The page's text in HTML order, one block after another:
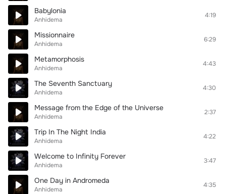
Babylonia
Anhidema
4:19
Missionnaire
Anhidema
6:29
Metamorphosis
Anhidema
4:43
The Seventh Sanctuary
Anhidema
4:30
Message from the Edge of the Universe
Anhidema
2:37
Trip In The Night India
Anhidema
4:22
Welcome to Infinity Forever
Anhidema
3:47
One Day in Andromeda
Anhidema
4:35